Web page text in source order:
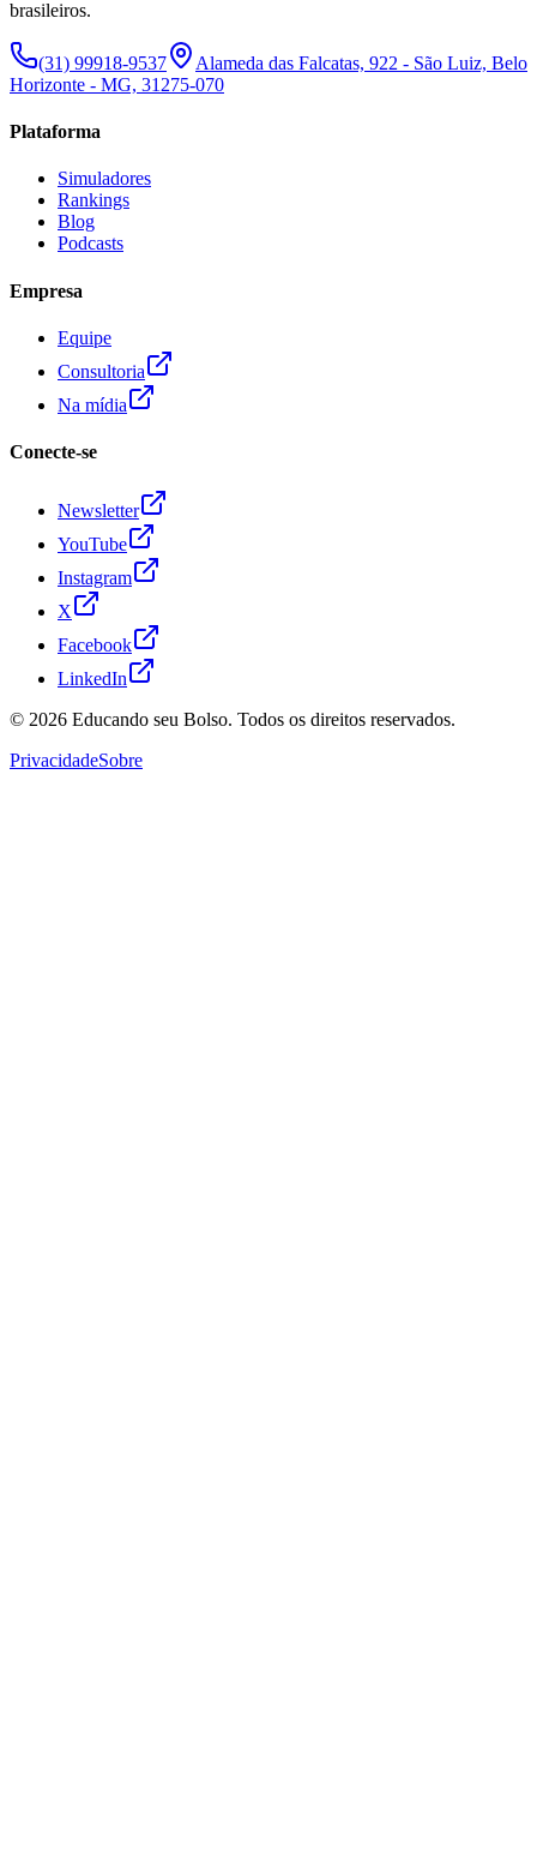
brasileiros.
(31) 99918-9537
Alameda das Falcatas, 922 - São Luiz, Belo
Horizonte - MG, 31275-070
Plataforma
Simuladores
Rankings
Blog
Podcasts
Empresa
Equipe
Consultoria
Na mídia
Conecte-se
Newsletter
YouTube
Instagram
X
Facebook
LinkedIn
© 2026 Educando seu Bolso. Todos os direitos reservados.
PrivacidadeSobre